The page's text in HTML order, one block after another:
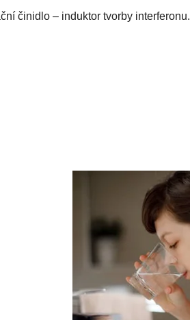
činidlo – induktor tvorby interferonu.